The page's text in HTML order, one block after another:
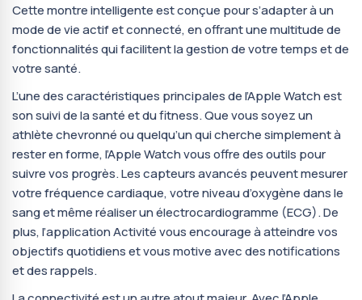
Cette montre intelligente est conçue pour s’adapter à un
mode de vie actif et connecté, en offrant une multitude de
fonctionnalités qui facilitent la gestion de votre temps et de
votre santé.
L’une des caractéristiques principales de l’Apple Watch est
son suivi de la santé et du fitness. Que vous soyez un
athlète chevronné ou quelqu’un qui cherche simplement à
rester en forme, l’Apple Watch vous offre des outils pour
suivre vos progrès. Les capteurs avancés peuvent mesurer
votre fréquence cardiaque, votre niveau d’oxygène dans le
sang et même réaliser un électrocardiogramme (ECG). De
plus, l’application Activité vous encourage à atteindre vos
objectifs quotidiens et vous motive avec des notifications
et des rappels.